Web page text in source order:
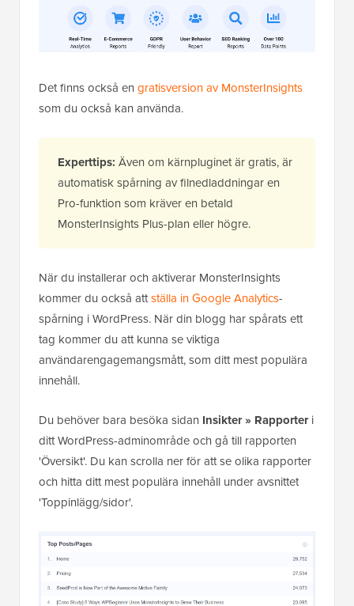
Det finns också en gratisversion av MonsterInsights
som du också kan använda.
Experttips: Även om kärnpluginet är gratis, är
automatisk spårning av filnedladdningar en
Pro-funktion som kräver en betald
MonsterInsights Plus-plan eller högre.
När du installerar och aktiverar MonsterInsights
kommer du också attställa in Google Analytics-
spårning i WordPress. När din blogg har spårats ett
tag kommer du att kunna se viktiga
användarengagemangsmått, som ditt mest populära
innehåll.
Du behöver bara besöka sidan Insikter » Rapporteri
ditt WordPress-adminområde och gå till rapporten
'Översikt'. Du kan scrolla ner för att se olika rapporter
och hitta ditt mest populära innehåll under avsnittet
'Toppinlägg/sidor'.